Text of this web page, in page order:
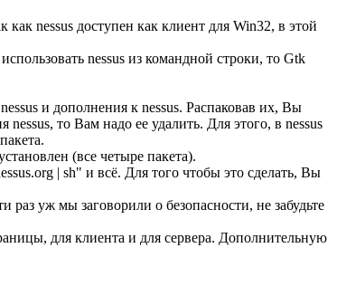
nessus доступен как клиент для Win32, в этой
nessus из командной строки, то Gtk
и дополнения к nessus. Распаковав их, Вы
то Вам надо ее удалить. Для этого, в nessus
(все четыре пакета).
| sh" и всё. Для того чтобы это сделать, Вы
уж мы заговорили о безопасности, не забудьте
для клиента и для сервера. Дополнительную